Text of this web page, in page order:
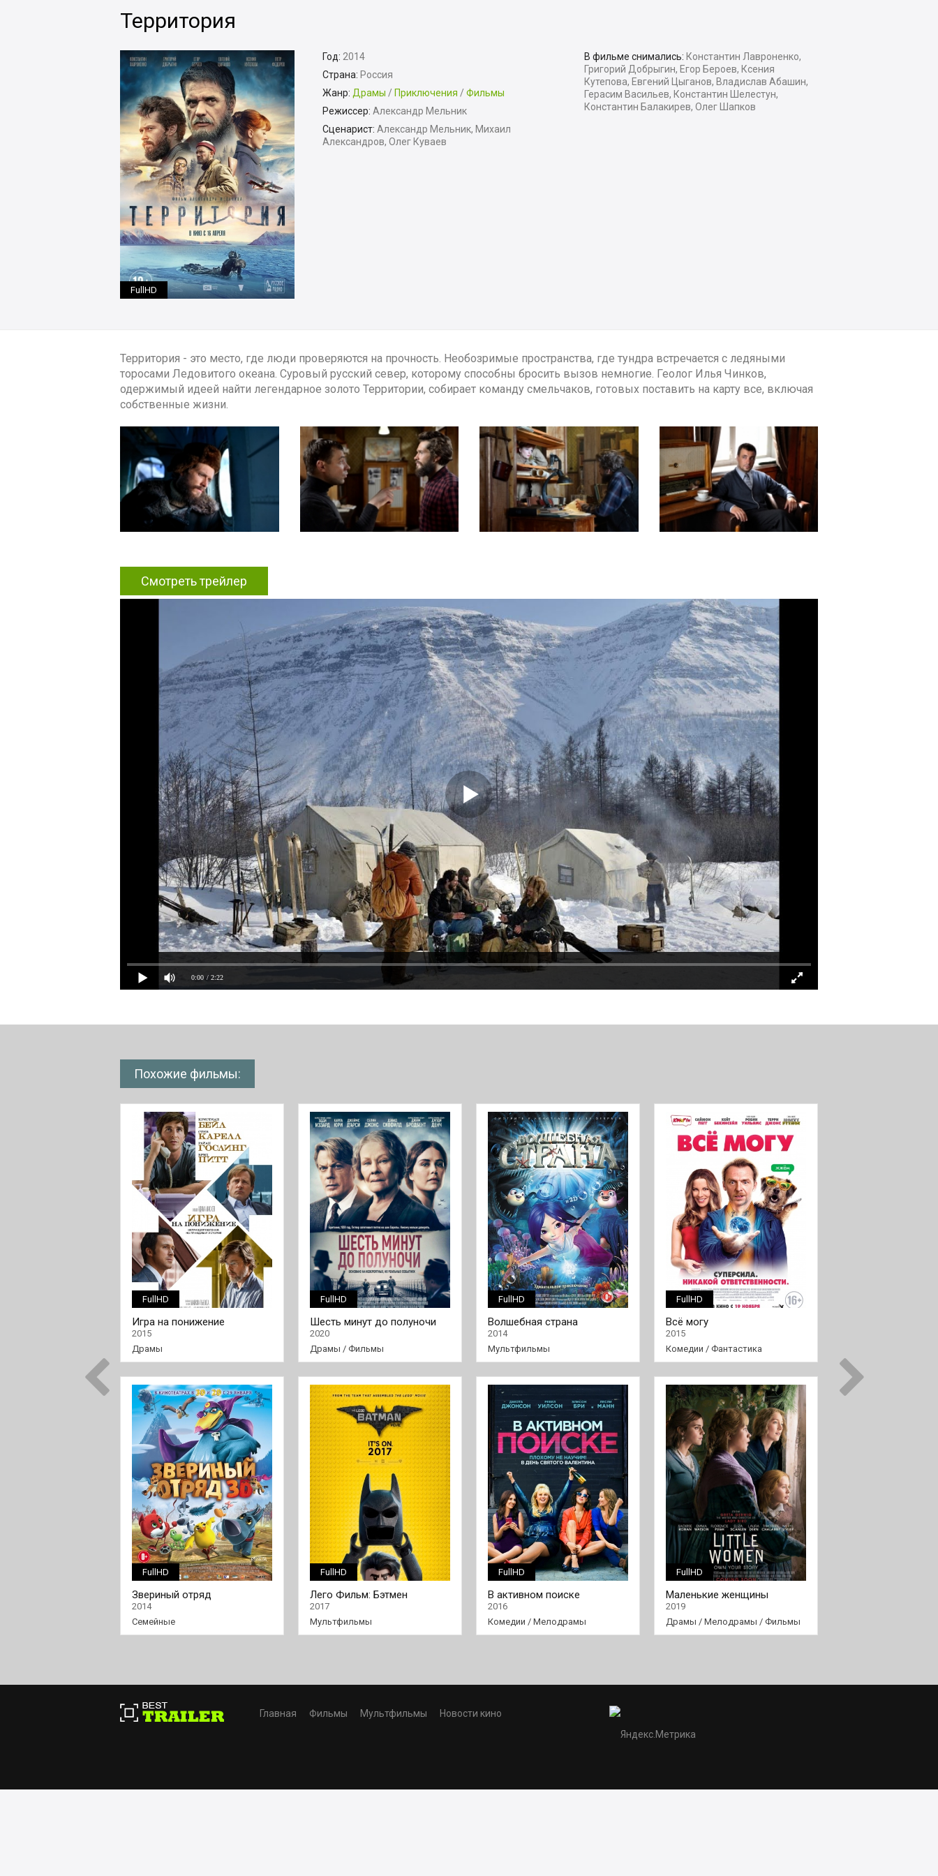
Территория
FullHD
Год: 2014
Страна: Россия
Жанр: Драмы / Приключения / Фильмы
Режиссер: Александр Мельник
Сценарист: Александр Мельник, Михаил
Александров, Олег Куваев
В фильме снимались: Константин Лавроненко,
Григорий Добрыгин, Егор Бероев, Ксения
Кутепова, Евгений Цыганов, Владислав Абашин,
Герасим Васильев, Константин Шелестун,
Константин Балакирев, Олег Шапков
Территория - это место, где люди проверяются на прочность. Необозримые пространства, где тундра встречается с ледяными
торосами Ледовитого океана. Суровый русский север, которому способны бросить вызов немногие. Геолог Илья Чинков,
одержимый идеей найти легендарное золото Территории, собирает команду смельчаков, готовых поставить на карту все, включая
собственные жизни.
Смотреть трейлер
0:00 / 2:22
Похожие фильмы:
FullHD
Игра на понижение
2015
Драмы
FullHD
Звериный отряд
2014
Семейные
FullHD
Шесть минут до полуночи
2020
Драмы / Фильмы
FullHD
Лего Фильм: Бэтмен
2017
Мультфильмы
FullHD
Волшебная страна
2014
Мультфильмы
FullHD
В активном поиске
2016
Комедии / Мелодрамы
FullHD
Всё могу
2015
Комедии / Фантастика
FullHD
Маленькие женщины
2019
Драмы / Мелодрамы / Фильмы
Главная Фильмы Мультфильмы Новости кино